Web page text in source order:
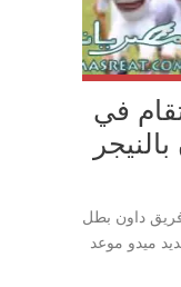
في
فريق داون بطل
ميدو موعد